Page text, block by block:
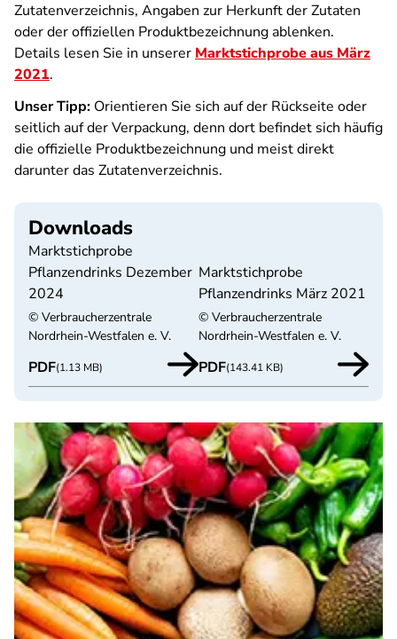
Zutatenverzeichnis, Angaben zur Herkunft der Zutaten
oder der offiziellen Produktbezeichnung ablenken.
Details lesen Sie in unserer Marktstichprobe aus März
2021.
Unser Tipp: Orientieren Sie sich auf der Rückseite oder
seitlich auf der Verpackung, denn dort befindet sich häufig
die offizielle Produktbezeichnung und meist direkt
darunter das Zutatenverzeichnis.
Downloads
Marktstichprobe
Pflanzendrinks Dezember
2024
© Verbraucherzentrale
Nordrhein-Westfalen e. V.
PDF(1.13 MB)
Marktstichprobe
Pflanzendrinks März 2021
© Verbraucherzentrale
Nordrhein-Westfalen e. V.
PDF(143.41 KB)